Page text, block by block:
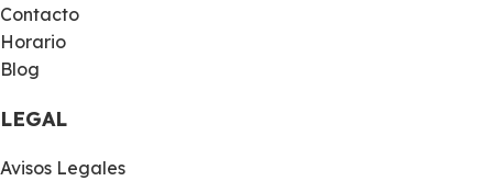
Contacto
Horario
Blog
LEGAL
Avisos Legales